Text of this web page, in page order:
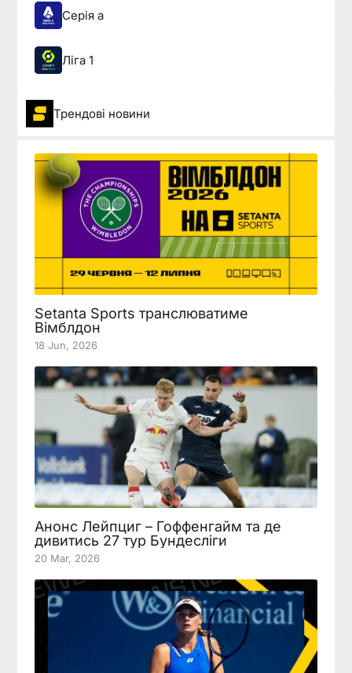
Серія а
Ліга 1
Трендові новини
Setanta Sports транслюватиме
Вімблдон
18 Jun, 2026
Анонс Лейпциг – Гоффенгайм та де
дивитись 27 тур Бундесліги
20 Mar, 2026